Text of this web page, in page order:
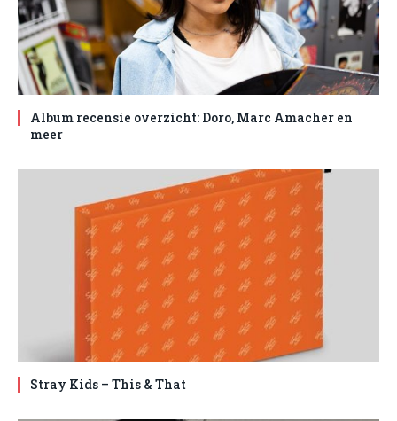
Album recensie overzicht: Doro, Marc Amacher en
meer
Stray Kids – This & That